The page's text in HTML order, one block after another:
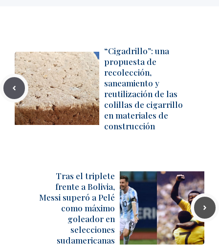
“Cigadrillo”: una
propuesta de
recolección,
saneamiento y
reutilización de las
colillas de cigarrillo
en materiales de
construcción
Tras el triplete
frente a Bolivia,
Messi superó a Pelé
como máximo
goleador en
selecciones
sudamericanas